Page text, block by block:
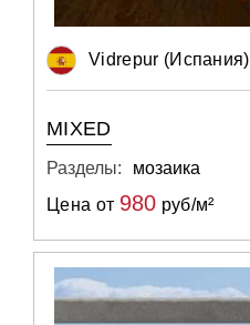
Vidrepur (Испания)
MIXED
Разделы:
мозаика
Цена от 980 руб/м²